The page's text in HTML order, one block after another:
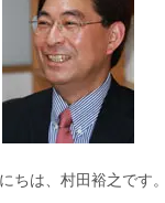
ちは、村田裕之です。